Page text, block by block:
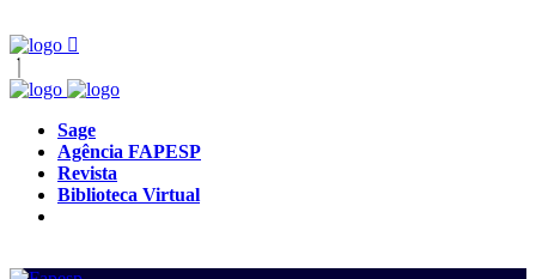
Sage
Agência FAPESP
Revista
Biblioteca Virtual